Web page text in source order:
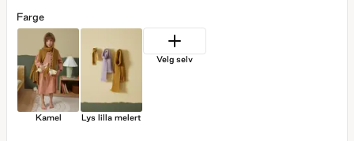
Farge
Kamel Lys lilla melert
Velg selv